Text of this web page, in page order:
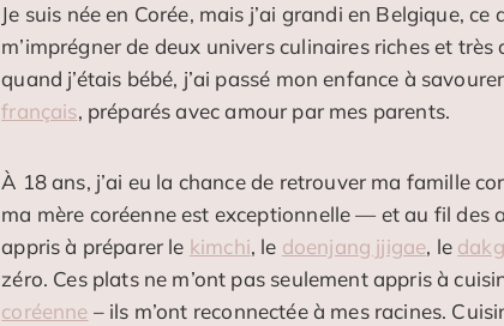
Je suis née en Corée, mais j’ai grandi en Belgique, ce
m’imprégner de deux univers culinaires riches et
quand j’étais bébé, j’ai passé mon enfance à
français, préparés avec amour par mes parents.
À 18 ans, j’ai eu la chance de retrouver ma famille
ma mère coréenne est exceptionnelle — et au fil des
appris à préparer le kimchi, le doenjang jjigae, le
zéro. Ces plats ne m’ont pas seulement appris à
coréenne – ils m’ont reconnectée à mes racines.